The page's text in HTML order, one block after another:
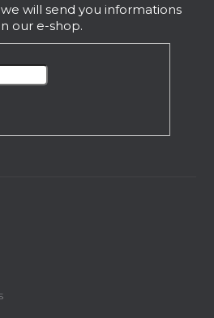
will send you informations
our e-shop.